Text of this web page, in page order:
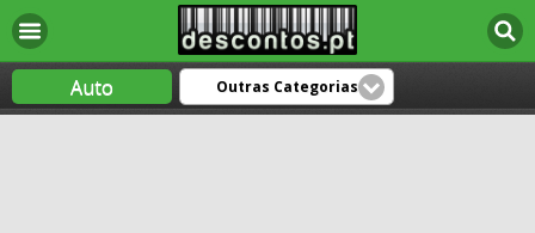
Auto Outras Categorias